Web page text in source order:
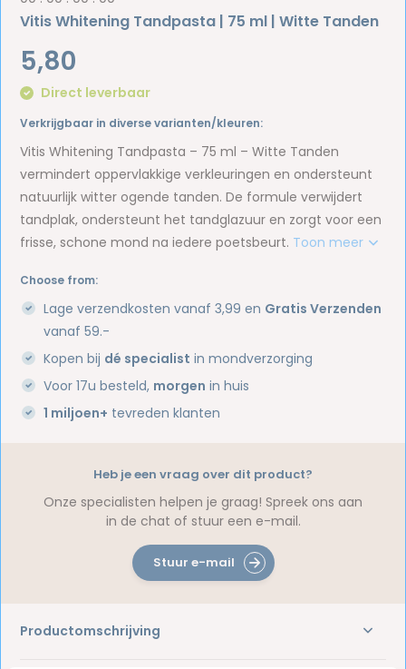
Vitis Whitening Tandpasta | 75 ml | Witte Tanden
5,80
Direct leverbaar
Verkrijgbaar in diverse varianten/kleuren:
Vitis Whitening Tandpasta – 75 ml – Witte Tanden
vermindert oppervlakkige verkleuringen en ondersteunt
natuurlijk witter ogende tanden. De formule verwijdert
tandplak, ondersteunt het tandglazuur en zorgt voor een
frisse, schone mond na iedere poetsbeurt. Toon meer
Choose from:
Lage verzendkosten vanaf 3,99 en Gratis Verzenden
vanaf 59.-
Kopen bij dé specialist in mondverzorging
Voor 17u besteld, morgen in huis
1 miljoen+ tevreden klanten
Productomschrijving
Heb je een vraag over dit product?
Onze specialisten helpen je graag! Spreek ons aan
in de chat of stuur een e-mail.
Stuur e-mail